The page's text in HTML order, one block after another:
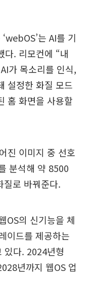
는 AI를 기
다. 리모컨에 “내
가 목소리를 인식,
설정한 화질 모드
홈 화면을 사용할
진 이미지 중 선호
분석해 약 8500
질로 바꿔준다.
OS의 신기능을 체
이드를 제공하는
있다. 2024년형
년까지 웹OS 업